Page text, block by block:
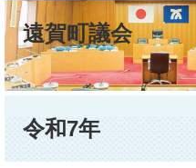
。
て
本
文
へ
遠賀町議会
令和7年